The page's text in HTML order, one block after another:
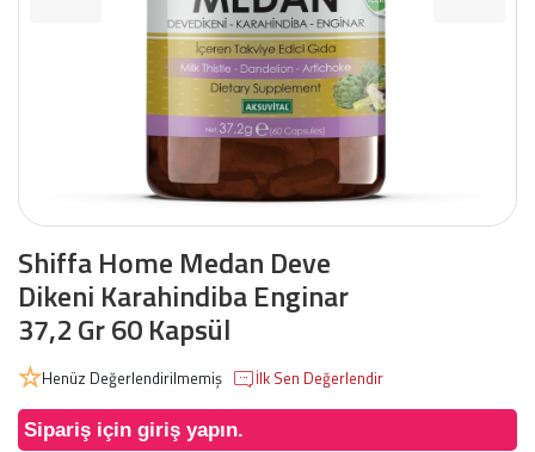
Shiffa Home Medan Deve
Dikeni Karahindiba Enginar
37,2 Gr 60 Kapsül
Henüz Değerlendirilmemiş İlk Sen Değerlendir
Sipariş için giriş yapın.